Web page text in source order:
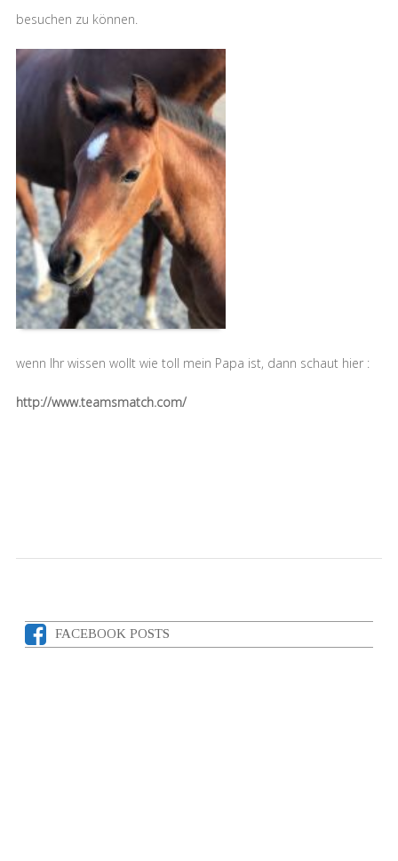
besuchen zu können.
wenn Ihr wissen wollt wie toll mein Papa ist, dann schaut hier :
http://www.teamsmatch.com/
FACEBOOK POSTS